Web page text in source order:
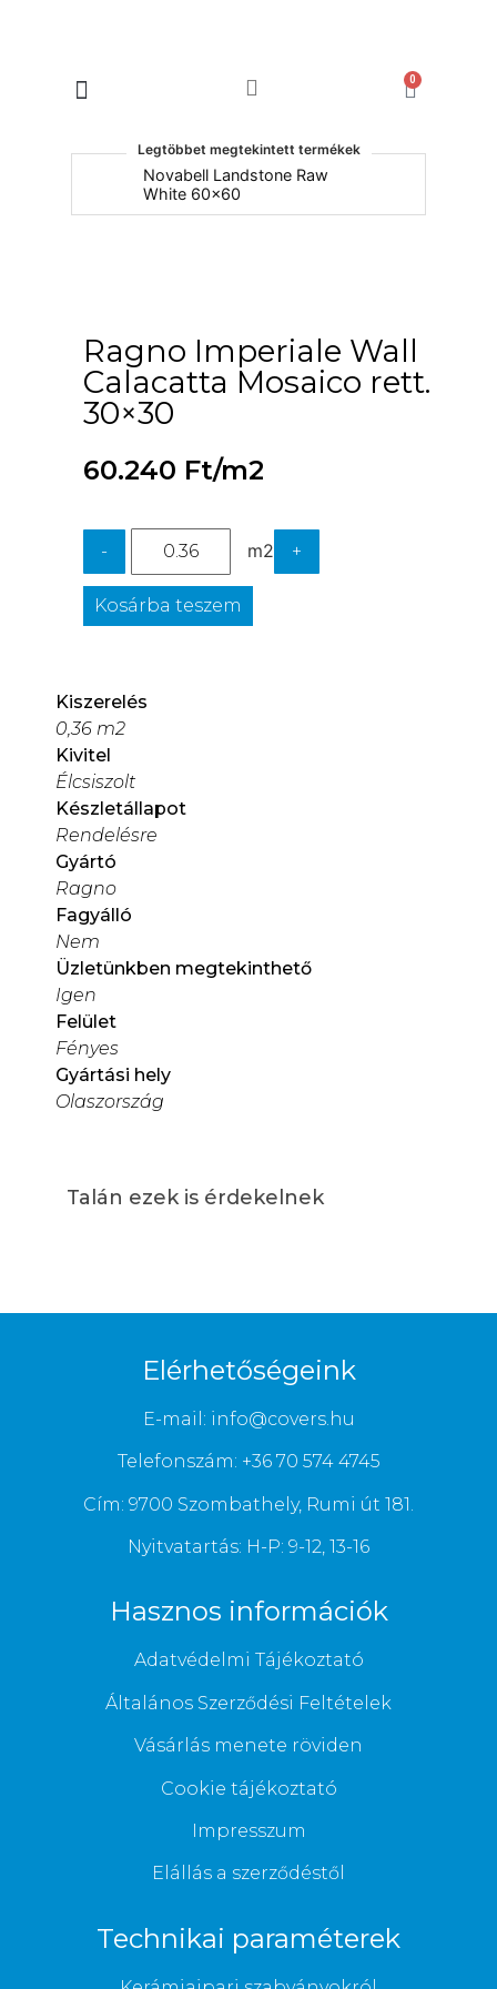
0
Legtöbbet megtekintett termékek
Novabell Landstone Raw
White 60x60
Ragno Imperiale Wall
Calacatta Mosaico rett.
30×30
60.240 Ft/m2
- m2 +
Kosárba teszem
Kiszerelés
0,36 m2
Kivitel
Élcsiszolt
Készletállapot
Rendelésre
Gyártó
Ragno
Fagyálló
Nem
Üzletünkben megtekinthető
Igen
Felület
Fényes
Gyártási hely
Olaszország
Talán ezek is érdekelnek
Elérhetőségeink
E-mail: info@covers.hu
Telefonszám: +36 70 574 4745
Cím: 9700 Szombathely, Rumi út 181.
Nyitvatartás: H-P: 9-12, 13-16
Hasznos információk
Adatvédelmi Tájékoztató
Általános Szerződési Feltételek
Vásárlás menete röviden
Cookie tájékoztató
Impresszum
Elállás a szerződéstől
Technikai paraméterek